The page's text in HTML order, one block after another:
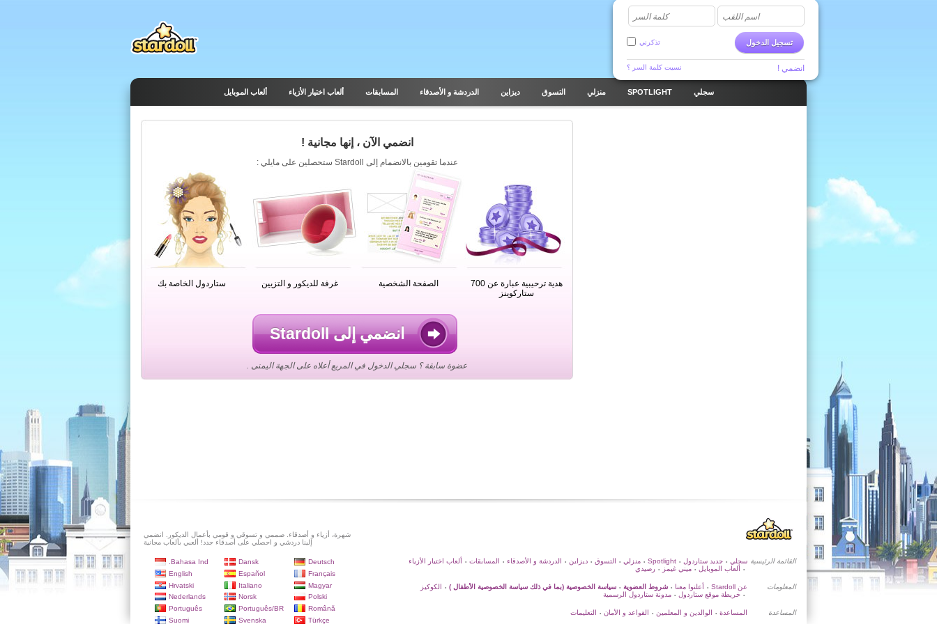
اسم اللقب كلمة السر
تسجيل الدخول تذكرني
نسيت كلمة السر ؟ انضمي !
سجلي SPOTLIGHT منزلي التسوق ديزاين الدردشة و الأصدقاء المسابقات ألعاب اختيار الأزياء ألعاب الموبايل
انضمي الآن ، إنها مجانية !
عندما تقومين بالانضمام إلى Stardoll ستحصلين على مايلي :
ستاردول الخاصة بك غرفة للديكور و التزيين الصفحة الشخصية
هدية ترحيبية عبارة عن 700
ستاركوينز
انضمي إلى Stardoll
عضوة سابقة ؟ سجلي الدخول في المربع أعلاه على الجهة اليمنى .
شهرة، أزياء و أصدقاء. صممي و تسوقي و قومي بأعمال الديكور. انضمي
إلينا دردشي و احصلي على أصدقاء جدد! ألعبي بألعاب مجانية
القائمة الرئيسية سجلي • جديد ستاردول •
Spotlight
• منزلي • التسوق • ديزاين • الدردشة و الأصدقاء • المسابقات • ألعاب اختيار الأزياء
• ألعاب الموبايل • ميني غيمز • رصيدي
المعلومات عن Stardoll • أعلنوا معنا • شروط العضوية • سياسة الخصوصية (بما في ذلك سياسة الخصوصية الأطفال ) • الكوكيز
• خريطة موقع ستاردول • مدونة ستاردول الرسمية
المساعدة المساعدة • الوالدين و المعلمين • القواعد و الأمان • التعليمات
Bahasa Ind. Dansk
Deutsch
English
Español
Français
Hrvatski
Italiano
Magyar
Nederlands
Norsk
Polski
Português
Português/BR
Română
Suomi
Svenska Türkçe